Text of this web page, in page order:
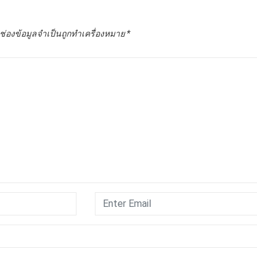
ช่องข้อมูลจำเป็นถูกทำเครื่องหมาย*